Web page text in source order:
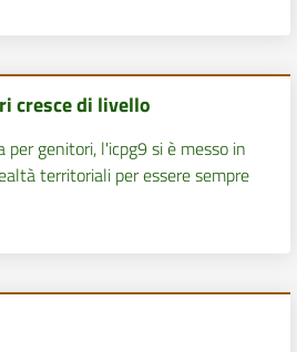
cresce di livello
genitori, l'icpg9 si è messo in
territoriali per essere sempre